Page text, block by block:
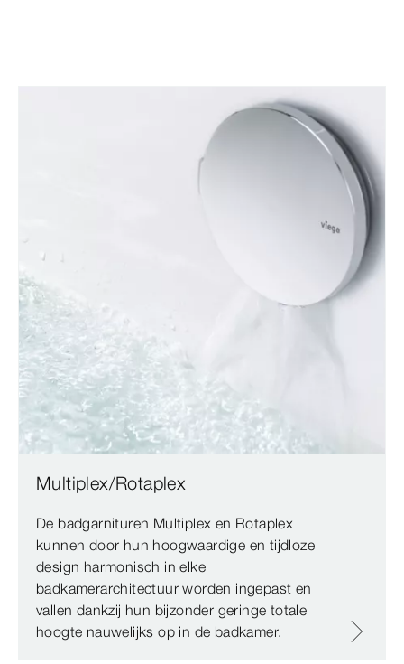
Multiplex/Rotaplex
De badgarnituren Multiplex en Rotaplex
kunnen door hun hoogwaardige en tijdloze
design harmonisch in elke
badkamerarchitectuur worden ingepast en
vallen dankzij hun bijzonder geringe totale
hoogte nauwelijks op in de badkamer.